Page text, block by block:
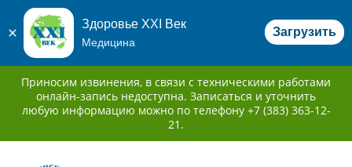
Здоровье XXI Век
Медицина
Загрузить
Приносим извинения, в связи с техническими работами
онлайн-запись недоступна. Записаться и уточнить
любую информацию можно по телефону +7 (383) 363-12-
21.